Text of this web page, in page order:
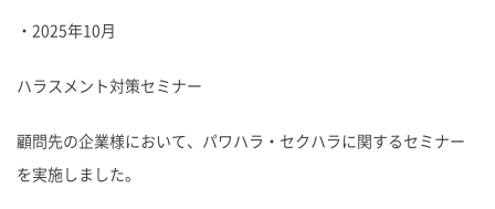
・2025年10月
ハラスメント対策セミナー
顧問先の企業様において、パワハラ・セクハラに関するセミナー
を実施しました。